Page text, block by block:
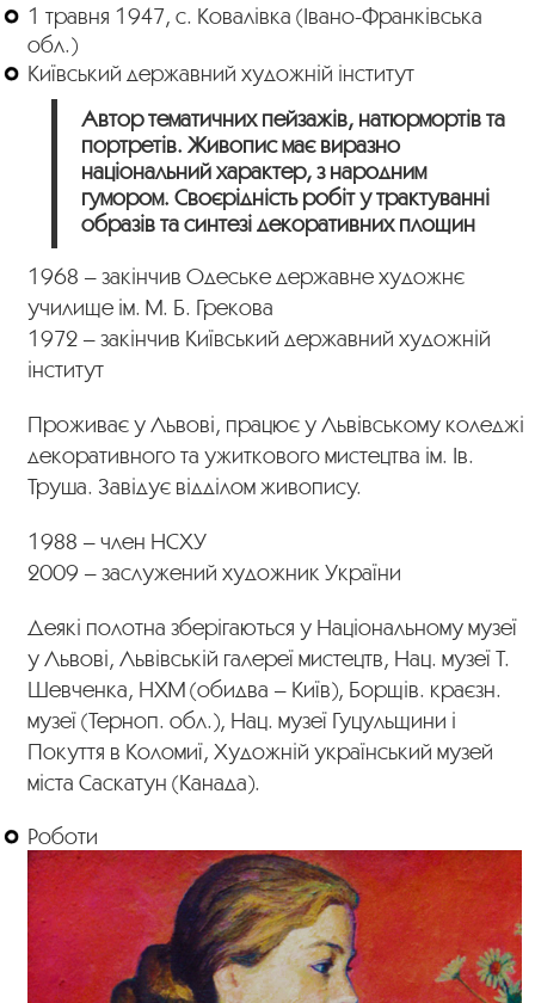
1 травня 1947, с. Ковалівка (Івано-Франківська
обл.)
Київський державний художній інститут
Автор тематичних пейзажів, натюрмортів та
портретів. Живопис має виразно
національний характер, з народним
гумором. Своєрідність робіт у трактуванні
образів та синтезі декоративних площин
1968 – закінчив Одеське державне художнє
училище ім. М. Б. Грекова
1972 – закінчив Київський державний художній
інститут
Проживає у Львові, працює у Львівському коледжі
декоративного та ужиткового мистецтва ім. Ів.
Труша. Завідує відділом живопису.
1988 – член НСХУ
2009 – заслужений художник України
Деякі полотна зберігаються у Національному музеї
у Львові, Львівській галереї мистецтв, Нац. музеї Т.
Шевченка, НХМ (обидва – Київ), Борщів. краєзн.
музеї (Терноп. обл.), Нац. музеї Гуцульщини і
Покуття в Коломиї, Художній український музей
міста Саскатун (Канада).
Роботи